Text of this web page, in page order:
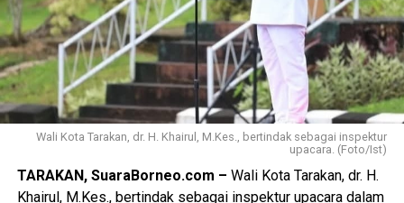
Wali Kota Tarakan, dr. H. Khairul, M.Kes., bertindak sebagai inspektur
upacara. (Foto/Ist)
TARAKAN, SuaraBorneo.com – Wali Kota Tarakan, dr. H.
Khairul, M.Kes., bertindak sebagai inspektur upacara dalam